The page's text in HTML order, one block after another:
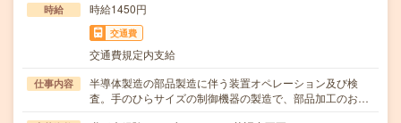
時給 時給1450円
交通費
交通費規定内支給
仕事内容
半導体製造の部品製造に伴う装置オペレーション及び検
査。手のひらサイズの制御機器の製造で、部品加工のお…